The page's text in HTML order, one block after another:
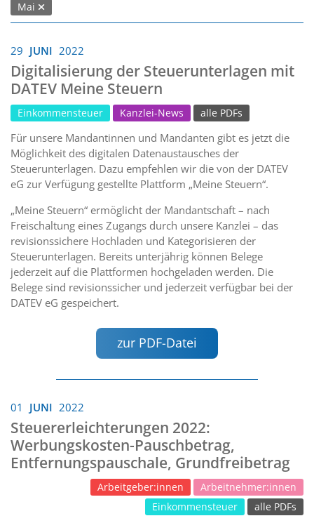
Mai
29 JUNI 2022
Digitalisierung der Steuerunterlagen mit
DATEV Meine Steuern
Einkommensteuer Kanzlei-News alle PDFs
Für unsere Mandantinnen und Mandanten gibt es jetzt die
Möglichkeit des digitalen Datenaustausches der
Steuerunterlagen. Dazu empfehlen wir die von der DATEV
eG zur Verfügung gestellte Plattform „Meine Steuern“.
„Meine Steuern“ ermöglicht der Mandantschaft – nach
Freischaltung eines Zugangs durch unsere Kanzlei – das
revisionssichere Hochladen und Kategorisieren der
Steuerunterlagen. Bereits unterjährig können Belege
jederzeit auf die Plattformen hochgeladen werden. Die
Belege sind revisionssicher und jederzeit verfügbar bei der
DATEV eG gespeichert.
zur PDF-Datei
01 JUNI 2022
Steuererleichterungen 2022:
Werbungskosten-Pauschbetrag,
Entfernungspauschale, Grundfreibetrag
Arbeitgeber:innen
Arbeitnehmer:innen
Einkommensteuer
alle PDFs